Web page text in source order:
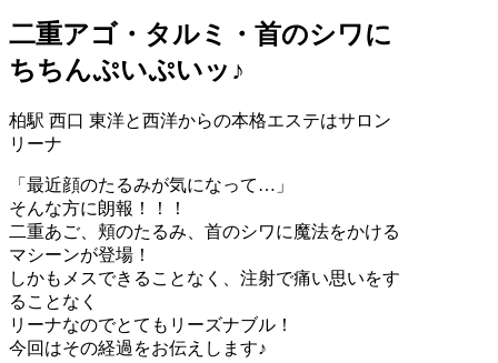
二重アゴ・タルミ・首のシワに
ちちんぷいぷいッ♪
柏駅 西口 東洋と西洋からの本格エステはサロン
リーナ
「最近顔のたるみが気になって…」
そんな方に朗報！！！
二重あご、頬のたるみ、首のシワに魔法をかける
マシーンが登場！
しかもメスできることなく、注射で痛い思いをす
ることなく
リーナなのでとてもリーズナブル！
今回はその経過をお伝えします♪